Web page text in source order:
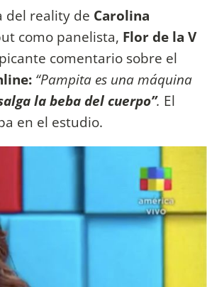
del reality de Carolina
como panelista, Flor de la V
comentario sobre el
“Pampita es una máquina
la beba del cuerpo”. El
en el estudio.